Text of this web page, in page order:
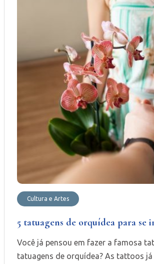
Cultura e Artes
5 tatuagens de orquídea para se
Você já pensou em fazer a famosa
tatuagens de orquídea? As tattoos